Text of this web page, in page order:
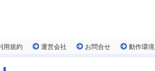
用規約 運営会社 お問合せ 動作環境